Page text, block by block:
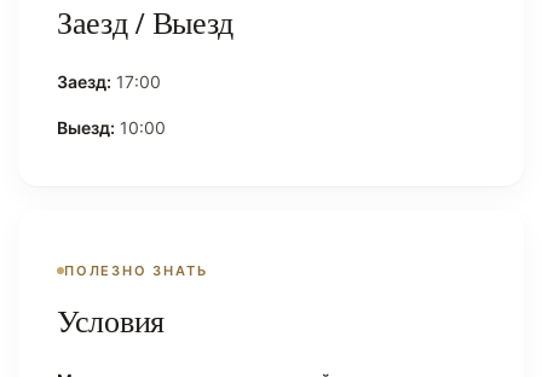
Заезд / Выезд
Заезд: 17:00
Выезд: 10:00
ПОЛЕЗНО ЗНАТЬ
Условия